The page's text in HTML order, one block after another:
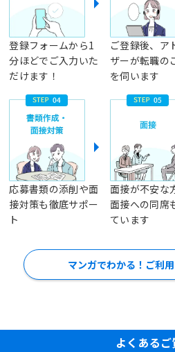
登録フォームから1
分ほどでご入力いた
だけます！
ご登録後、ア
ザーが転職の
を伺います
応募書類の添削や面
接対策も徹底サポー
ト
面接が不安な
面接への同席
ています
マンガでわかる！ご利
よくあるご